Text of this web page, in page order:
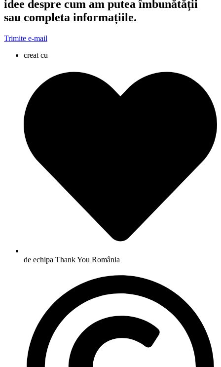
idee despre cum am putea îmbunătății
sau completa informațiile.
Trimite e-mail
creat cu
de echipa Thank You România